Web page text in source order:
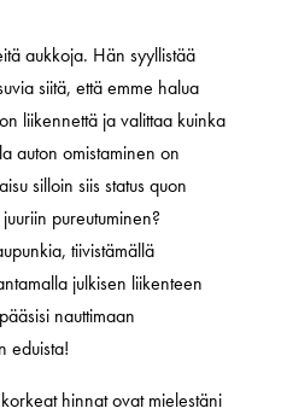
aukkoja. Hän syyllistää
siitä, että emme halua
liikennettä ja valittaa kuinka
auton omistaminen on
silloin siis status quon
pureutuminen?
tiivistämällä
julkisen liikenteen
nauttimaan
eduista!
hinnat ovat mielestäni